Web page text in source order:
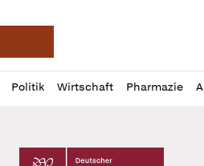
Deutsche Apotheker
Politik Wirtschaft Pharmazie
Profil
öffnen
Daz
Pur
Deutscher Apotheker Verlag